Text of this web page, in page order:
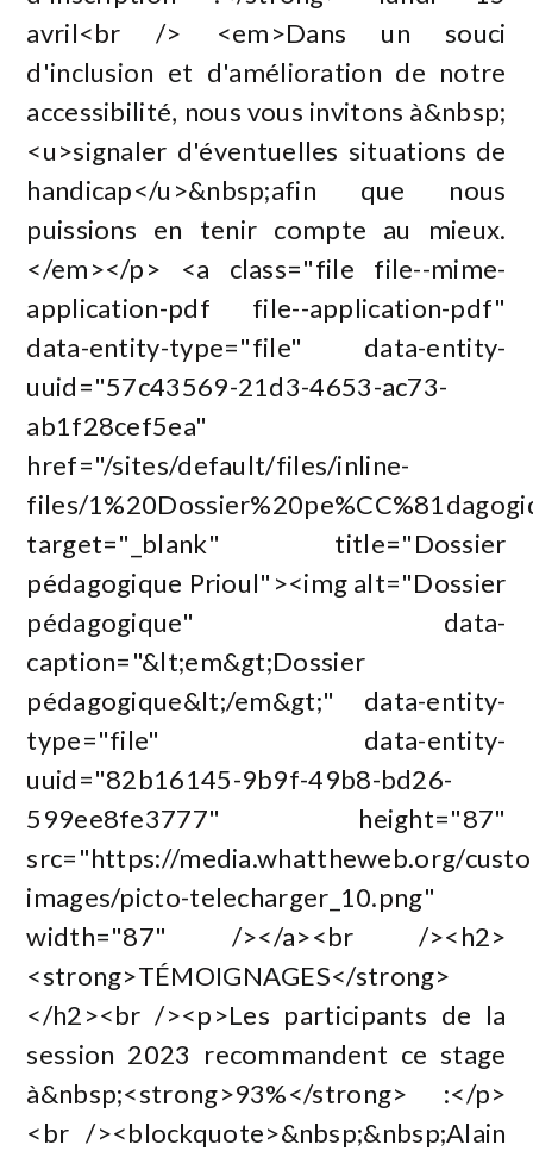
avril<br /> <em>Dans un souci
d'inclusion et d'amélioration de notre
accessibilité, nous vous invitons à&nbsp;
<u>signaler d'éventuelles situations de
handicap</u>&nbsp;afin que nous
puissions en tenir compte au mieux.
</em></p> <a class="file file--mime-
application-pdf file--application-pdf"
data-entity-type="file" data-entity-
uuid="57c43569-21d3-4653-ac73-
ab1f28cef5ea"
href="/sites/default/files/inline-
files/
target="_blank" title="Dossier
pédagogique Prioul"><img alt="Dossier
pédagogique" data-
caption="&lt;em&gt;Dossier
pédagogique&lt;/em&gt;" data-entity-
type="file" data-entity-
uuid="82b16145-9b9f-49b8-bd26-
599ee8fe3777" height="87"
src="https://media.whattheweb.org/
images/picto-telecharger_10.png"
width="87" /></a><br /><h2>
<strong>TÉMOIGNAGES</strong>
</h2><br /><p>Les participants de la
session 2023 recommandent ce stage
à&nbsp;<strong>93%</strong> :</p>
<br /><blockquote>&nbsp;&nbsp;Alain